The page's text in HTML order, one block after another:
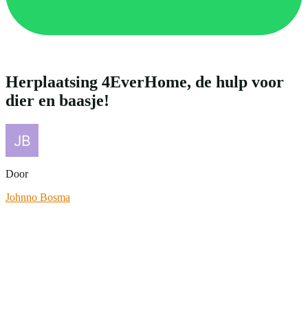
Herplaatsing 4EverHome, de hulp voor
dier en baasje!
Door
Johnno Bosma